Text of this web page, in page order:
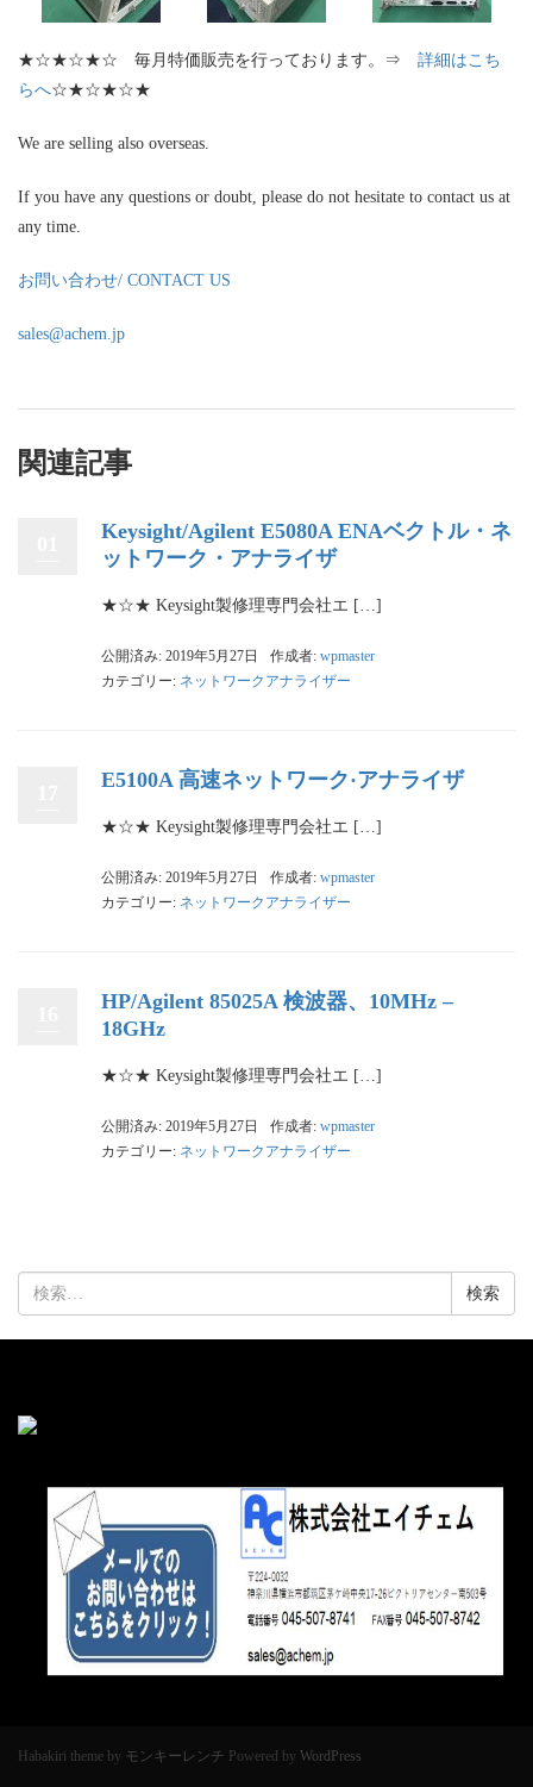
★☆★☆★☆ 毎月特価販売を行っております。⇒ 詳細はこち
らへ☆★☆★☆★
We are selling also overseas.
If you have any questions or doubt, please do not hesitate to contact us at
any time.
お問い合わせ/ CONTACT US
sales@achem.jp
関連記事
Keysight/Agilent E5080A ENAベクトル・ネ
ットワーク・アナライザ
★☆★ Keysight製修理専門会社エ […]
公開済み: 2019年5月27日 作成者: wpmaster
カテゴリー: ネットワークアナライザー
E5100A 高速ネットワーク·アナライザ
★☆★ Keysight製修理専門会社エ […]
公開済み: 2019年5月27日 作成者: wpmaster
カテゴリー: ネットワークアナライザー
HP/Agilent 85025A 検波器、10MHz –
18GHz
★☆★ Keysight製修理専門会社エ […]
公開済み: 2019年5月27日 作成者: wpmaster
カテゴリー: ネットワークアナライザー
索:
Habakiri theme by モンキーレンチ Powered by WordPress